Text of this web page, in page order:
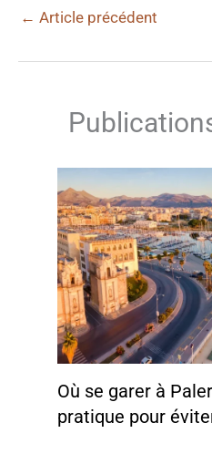
← Article précédent
Où se garer à
pratique pour